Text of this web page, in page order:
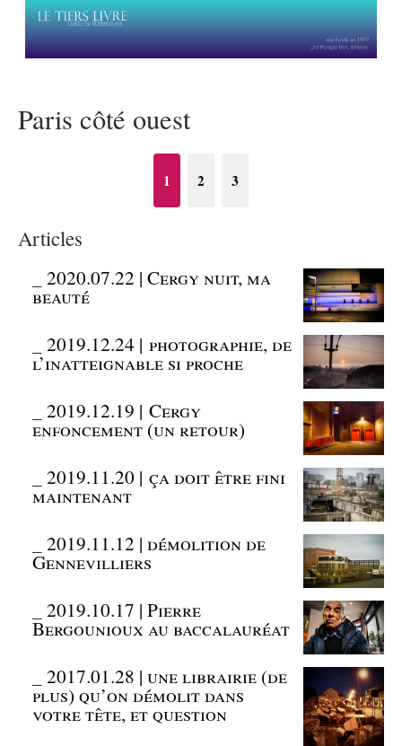
Paris côté ouest
1 2 3
Articles
_2020.07.22 | Cergy nuit, ma
beauté
_2019.12.24 | photographie, de
l’inatteignable si proche
_2019.12.19 | Cergy
enfoncement (un retour)
_2019.11.20 | ça doit être fini
maintenant
_2019.11.12 | démolition de
Gennevilliers
_2019.10.17 | Pierre
Bergounioux au baccalauréat
_2017.01.28 | une librairie (de
plus) qu’on démolit dans
votre tête, et question